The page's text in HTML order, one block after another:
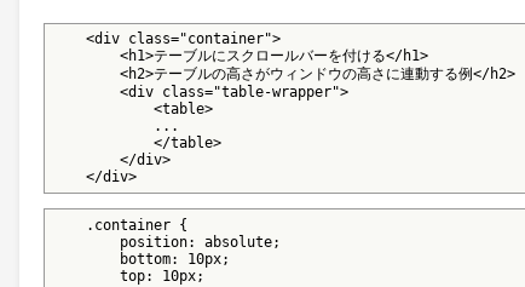
    <div class="container">
        <h1>テーブルにスクロールバーを付ける</h1>
        <h2>テーブルの高さがウィンドウの高さに連動する例</h2>
        <div class="table-wrapper">
            <table>
            ...
            </table>
        </div>
    </div>
    .container {
        position: absolute;
        bottom: 10px;
        top: 10px;